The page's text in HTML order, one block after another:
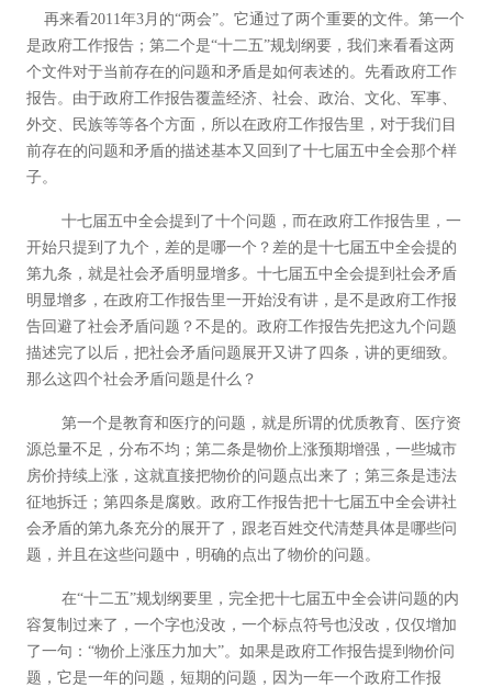
再来看2011年3月的“两会”。它通过了两个重要的文件。第一个
是政府工作报告；第二个是“十二五”规划纲要，我们来看看这两
个文件对于当前存在的问题和矛盾是如何表述的。先看政府工作
报告。由于政府工作报告覆盖经济、社会、政治、文化、军事、
外交、民族等等各个方面，所以在政府工作报告里，对于我们目
前存在的问题和矛盾的描述基本又回到了十七届五中全会那个样
子。
十七届五中全会提到了十个问题，而在政府工作报告里，一
开始只提到了九个，差的是哪一个？差的是十七届五中全会提的
第九条，就是社会矛盾明显增多。十七届五中全会提到社会矛盾
明显增多，在政府工作报告里一开始没有讲，是不是政府工作报
告回避了社会矛盾问题？不是的。政府工作报告先把这九个问题
描述完了以后，把社会矛盾问题展开又讲了四条，讲的更细致。
那么这四个社会矛盾问题是什么？
第一个是教育和医疗的问题，就是所谓的优质教育、医疗资
源总量不足，分布不均；第二条是物价上涨预期增强，一些城市
房价持续上涨，这就直接把物价的问题点出来了；第三条是违法
征地拆迁；第四条是腐败。政府工作报告把十七届五中全会讲社
会矛盾的第九条充分的展开了，跟老百姓交代清楚具体是哪些问
题，并且在这些问题中，明确的点出了物价的问题。
在“十二五”规划纲要里，完全把十七届五中全会讲问题的内
容复制过来了，一个字也没改，一个标点符号也没改，仅仅增加
了一句：“物价上涨压力加大”。如果是政府工作报告提到物价问
题，它是一年的问题，短期的问题，因为一年一个政府工作报